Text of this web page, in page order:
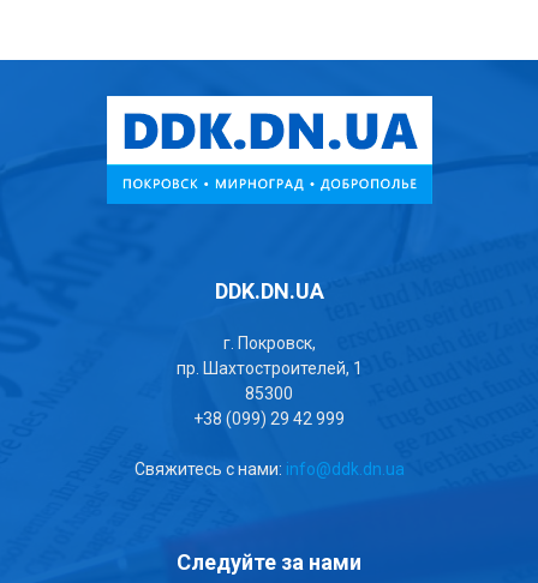
DDK.DN.UA
г. Покровск,
пр. Шахтостроителей, 1
85300
+38 (099) 29 42 999
Свяжитесь с нами: info@ddk.dn.ua
Следуйте за нами